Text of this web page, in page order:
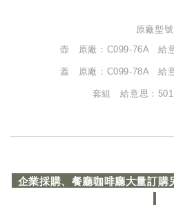
原廠型號
壺 原廠：C099-76A 給
蓋 原廠：C099-78A 給
套組 給意思：
企業採購、餐廳咖啡廳大量訂購